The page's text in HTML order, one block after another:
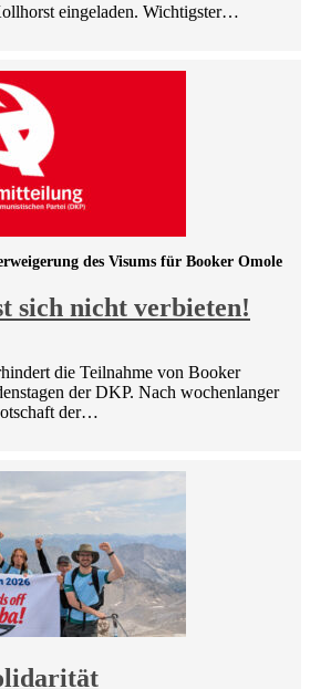
eingeladen. Wichtigster…
sich nicht verbieten!
des Visums für Booker Omole
die Teilnahme von Booker
der DKP. Nach wochenlanger
der…